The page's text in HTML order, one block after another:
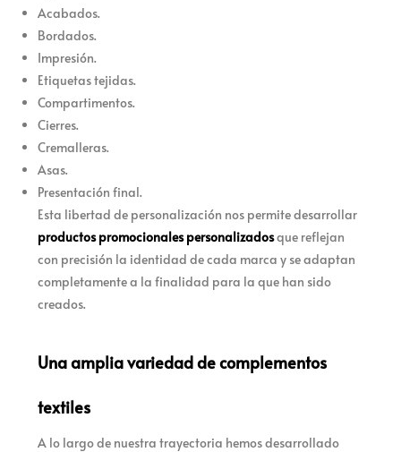
Acabados.
Bordados.
Impresión.
Etiquetas tejidas.
Compartimentos.
Cierres.
Cremalleras.
Asas.
Presentación final.
Esta libertad de personalización nos permite desarrollar
productos promocionales personalizadosque reflejan
con precisión la identidad de cada marca y se adaptan
completamente a la finalidad para la que han sido
creados.
Una amplia variedad de complementos
textiles
A lo largo de nuestra trayectoria hemos desarrollado